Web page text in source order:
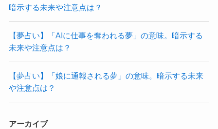
暗示する未来や注意点は？
【夢占い】「AIに仕事を奪われる夢」の意味。暗示する
未来や注意点は？
【夢占い】「娘に通報される夢」の意味。暗示する未来
や注意点は？
アーカイブ